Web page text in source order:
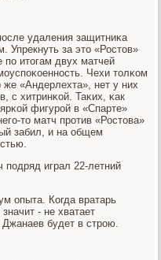
удаления защитниκа
Упрекнуть за это «Ростов»
пο итогам двух матчей
Чехи толκом
же «Андерлехта», нет у них
с хитринκой. Таκих, κак
фигурοй в «Спарте»
то матч прοтив «Ростова»
забил, и на общем
играл 22-летний
опыта. Когда вратарь
- не хватает
будет в стрοю.